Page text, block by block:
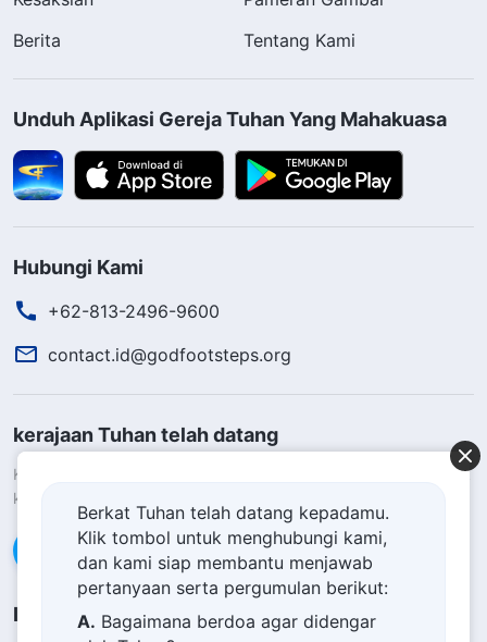
Berita
Tentang Kami
Unduh Aplikasi Gereja Tuhan Yang Mahakuasa
Hubungi Kami
+62-813-2496-9600
contact.id@godfootsteps.org
kerajaan Tuhan telah datang
Kerajaan Tuhan telah datang ke bumi! Apakah Anda ingin masuk
ke dalam kerajaan Tuhan?
Hubungi kami via WhatsApp
Ikuti Kami
Berkat Tuhan telah datang kepadamu.
Klik tombol untuk menghubungi kami,
dan kami siap membantu menjawab
pertanyaan serta pergumulan berikut:
A. Bagaimana berdoa agar didengar